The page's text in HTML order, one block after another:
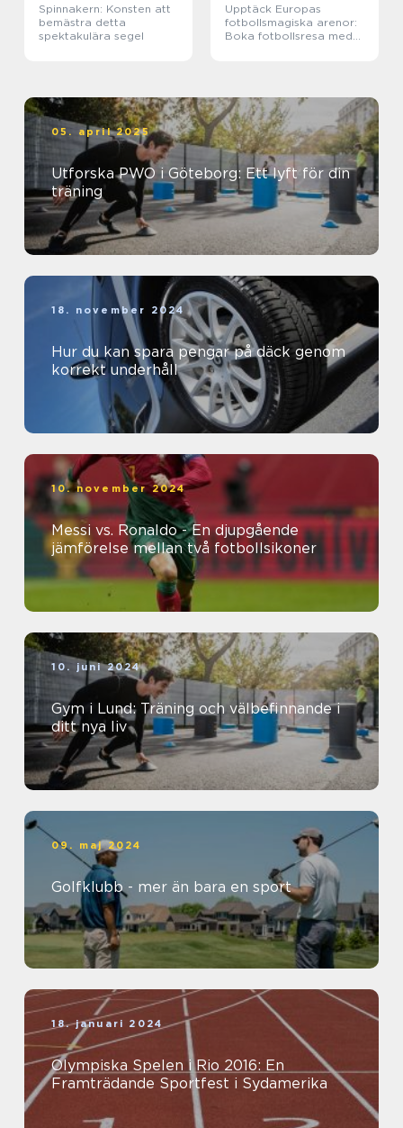
Spinnakern: Konsten att
bemästra detta
spektakulära segel
Upptäck Europas
fotbollsmagiska arenor:
Boka fotbollsresa med
05. april 2025
Utforska PWO i Göteborg: Ett lyft för din
träning
18. november 2024
Hur du kan spara pengar på däck genom
korrekt underhåll
10. november 2024
Messi vs. Ronaldo - En djupgående
jämförelse mellan två fotbollsikoner
10. juni 2024
Gym i Lund: Träning och välbefinnande i
ditt nya liv
09. maj 2024
Golfklubb - mer än bara en sport
18. januari 2024
Olympiska Spelen i Rio 2016: En
Framträdande Sportfest i Sydamerika